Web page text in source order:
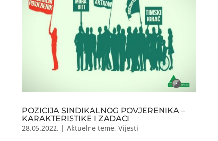
POZICIJA SINDIKALNOG POVJERENIKA –
KARAKTERISTIKE I ZADACI
28.05.2022. | Aktuelne teme, Vijesti